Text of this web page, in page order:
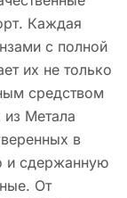
Каждая
с полной
их не только
средством
Метала
в
и сдержанную
От